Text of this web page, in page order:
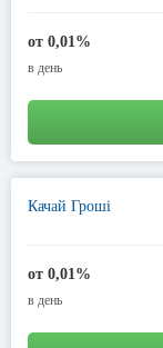
от 0,01%
в день
Качай Гроші
от 0,01%
в день